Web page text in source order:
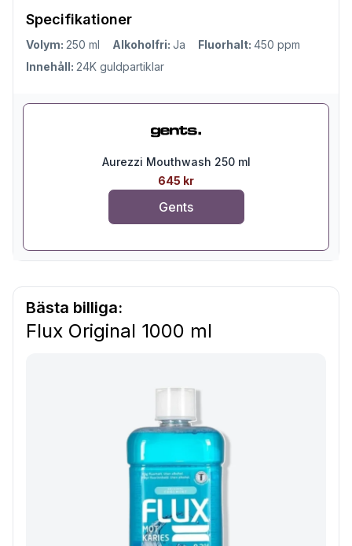
Specifikationer
Volym: 250 ml Alkoholfri: Ja Fluorhalt: 450 ppm
Innehåll: 24K guldpartiklar
Aurezzi Mouthwash 250 ml
645 kr
Gents
Bästa billiga:
Flux Original 1000 ml